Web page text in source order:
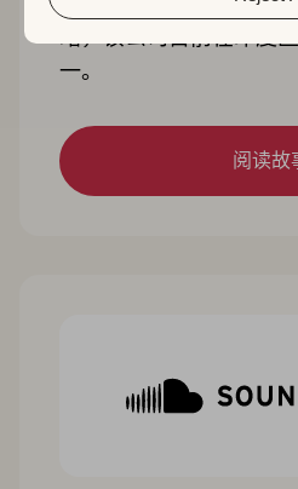
略，该公司目前在印度
一。
阅读故